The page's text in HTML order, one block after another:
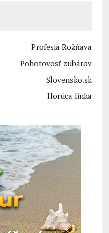
Profesia Rožňava
Pohotovosť zubárov
Slovensko.sk
Horúca linka